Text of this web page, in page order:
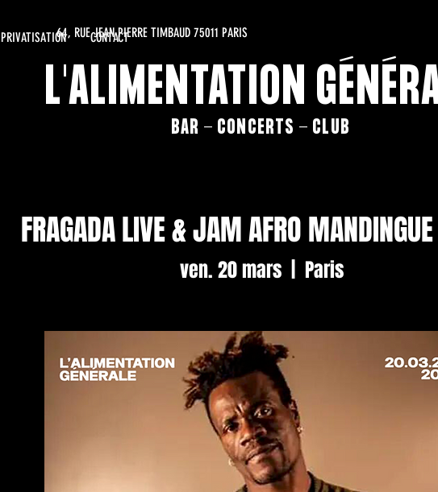
PRIVATISATION CONTACT
64, RUE JEAN PIERRE TIMBAUD 75011 PARIS
L'ALIMENTATION
BAR - CONCERTS - CLUB
FRAGADA LIVE & JAM AFRO
ven. 20 mars
  |
Paris